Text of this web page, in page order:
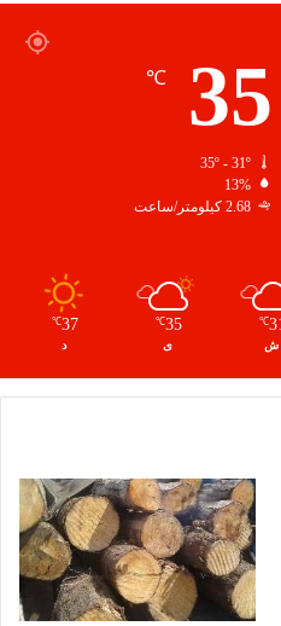
35
℃
13%
2.68 کیلومتر/ساعت
℃
ش
35
℃
ی
37
℃
د